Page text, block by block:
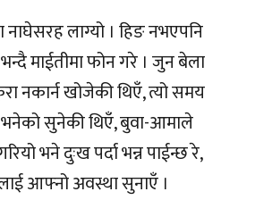
नाघेसरह लाग्यो । हिङ नभएपनि
माईतीमा फोन गरे । जुन बेला
नकार्न खोजेकी थिएँ, त्यो समय
सुनेकी थिएँ, बुवा-आमाले
भने दुःख पर्दा भन्न पाईन्छ रे,
आफ्नो अवस्था सुनाएँ ।